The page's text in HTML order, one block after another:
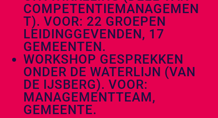
COMPETENTIEMANAGEMEN
T). VOOR: 22 GROEPEN
LEIDINGGEVENDEN, 17
GEMEENTEN.
WORKSHOP GESPREKKEN
ONDER DE WATERLIJN (VAN
DE IJSBERG). VOOR:
MANAGEMENTTEAM,
GEMEENTE.